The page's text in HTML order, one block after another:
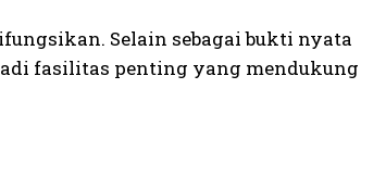
Selain sebagai bukti nyata
fasilitas penting yang mendukung